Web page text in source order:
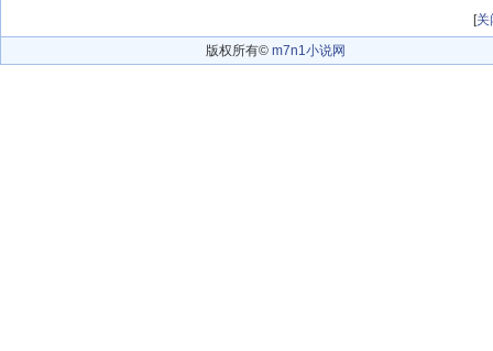
[关
版权所有© m7n1小说网